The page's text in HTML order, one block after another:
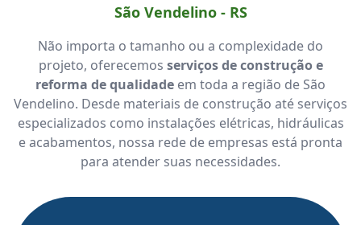
São Vendelino - RS
Não importa o tamanho ou a complexidade do
projeto, oferecemos serviços de construção e
reforma de qualidade em toda a região de São
Vendelino. Desde materiais de construção até serviços
especializados como instalações elétricas, hidráulicas
e acabamentos, nossa rede de empresas está pronta
para atender suas necessidades.